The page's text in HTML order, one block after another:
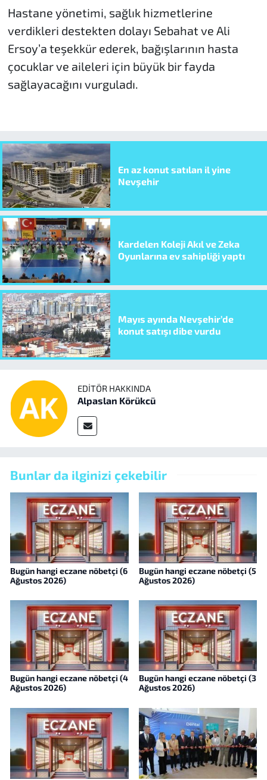
Hastane yönetimi, sağlık hizmetlerine
verdikleri destekten dolayı Sebahat ve Ali
Ersoy’a teşekkür ederek, bağışlarının hasta
çocuklar ve aileleri için büyük bir fayda
sağlayacağını vurguladı.
En az konut satılan il yine
Nevşehir
Kardelen Koleji Akıl ve Zeka
Oyunlarına ev sahipliği yaptı
Mayıs ayında Nevşehir’de
konut satışı dibe vurdu
EDITÖR HAKKINDA
Alpaslan Körükcü
Bunlar da ilginizi çekebilir
Bugün hangi eczane nöbetçi (6
Ağustos 2026)
Bugün hangi eczane nöbetçi (5
Ağustos 2026)
Bugün hangi eczane nöbetçi (4
Ağustos 2026)
Bugün hangi eczane nöbetçi (3
Ağustos 2026)